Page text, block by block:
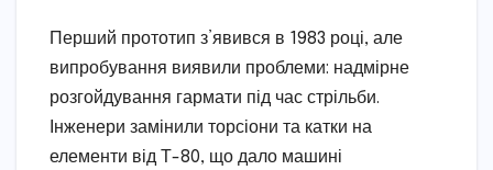
Перший прототип з’явився в 1983 році, але
випробування виявили проблеми: надмірне
розгойдування гармати під час стрільби.
Інженери замінили торсіони та катки на
елементи від Т-80, що дало машині